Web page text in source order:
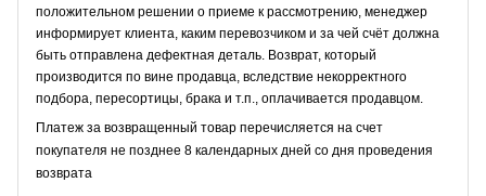
положительном решении о приеме к рассмотрению, менеджер
информирует клиента, каким перевозчиком и за чей счёт должна
быть отправлена дефектная деталь. Возврат, который
производится по вине продавца, вследствие некорректного
подбора, пересортицы, брака и т.п., оплачивается продавцом.
Платеж за возвращенный товар перечисляется на счет
покупателя не позднее 8 календарных дней со дня проведения
возврата